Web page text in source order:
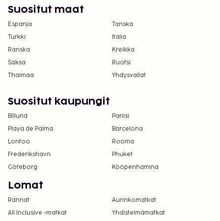
Yksi korkeintaan 6 vuotta vanha lapsi voi
majoittua ilmaiseksi, kun hän käyttää
vanhemman tai huoltajan huoneessa olevia
Suositut maat
Espanja
Tanska
Turkki
Italia
Ranska
Kreikka
Saksa
Ruotsi
Thaimaa
Yhdysvallat
Suositut kaupungit
Billund
Pariisi
Playa de Palma
Barcelona
Lontoo
Rooma
Frederikshavn
Phuket
Göteborg
Kööpenhamina
Lomat
Rannat
Aurinkomatkat
All Inclusive -matkat
Yhdistelmämatkat